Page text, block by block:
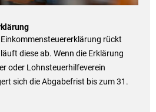
rückt
diese ab. Wenn die Erklärung
oder Lohnsteuerhilfeverein
sich die Abgabefrist bis zum 31.